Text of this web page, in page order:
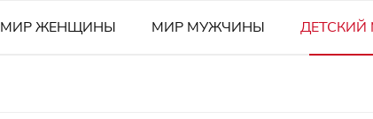
МИР ЖЕНЩИНЫ МИР МУЖЧИНЫ ДЕТСКИЙ